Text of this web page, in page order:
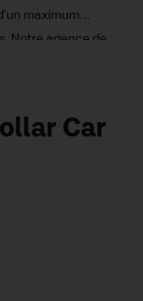
maximum
Notre agence de
large choix de
bas pour
! Réservez
Porte Maillot
Car